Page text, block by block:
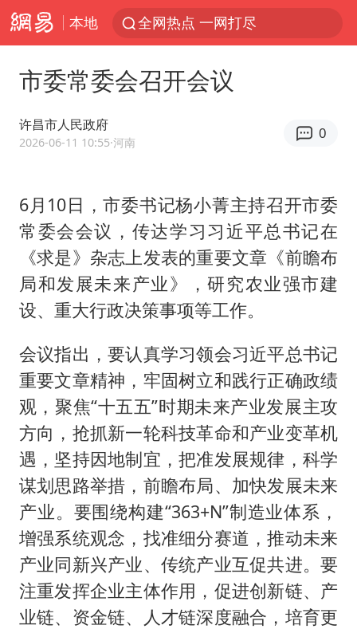
本地 全网热点 一网打尽
市委常委会召开会议
许昌市人民政府
2026-06-11 10:55·河南
0
6月10日，市委书记杨小菁主持召开市委
常委会会议，传达学习习近平总书记在
《求是》杂志上发表的重要文章《前瞻布
局和发展未来产业》，研究农业强市建
设、重大行政决策事项等工作。
会议指出，要认真学习领会习近平总书记
重要文章精神，牢固树立和践行正确政绩
观，聚焦“十五五”时期未来产业发展主攻
方向，抢抓新一轮科技革命和产业变革机
遇，坚持因地制宜，把准发展规律，科学
谋划思路举措，前瞻布局、加快发展未来
产业。要围绕构建“363+N”制造业体系，
增强系统观念，找准细分赛道，推动未来
产业同新兴产业、传统产业互促共进。要
注重发挥企业主体作用，促进创新链、产
业链、资金链、人才链深度融合，培育更